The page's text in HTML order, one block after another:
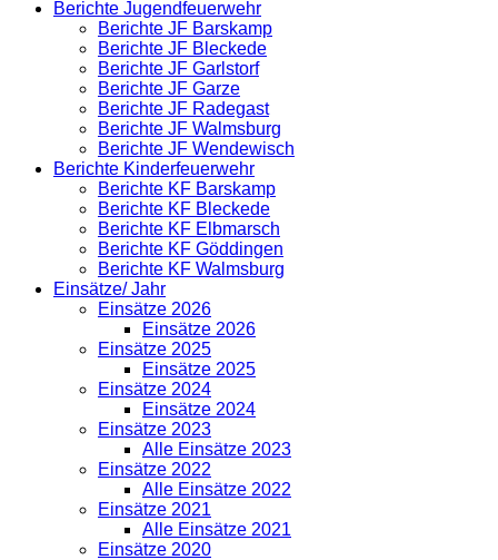
Berichte Jugendfeuerwehr
Berichte JF Barskamp
Berichte JF Bleckede
Berichte JF Garlstorf
Berichte JF Garze
Berichte JF Radegast
Berichte JF Walmsburg
Berichte JF Wendewisch
Berichte Kinderfeuerwehr
Berichte KF Barskamp
Berichte KF Bleckede
Berichte KF Elbmarsch
Berichte KF Göddingen
Berichte KF Walmsburg
Einsätze/ Jahr
Einsätze 2026
Einsätze 2026
Einsätze 2025
Einsätze 2025
Einsätze 2024
Einsätze 2024
Einsätze 2023
Alle Einsätze 2023
Einsätze 2022
Alle Einsätze 2022
Einsätze 2021
Alle Einsätze 2021
Einsätze 2020